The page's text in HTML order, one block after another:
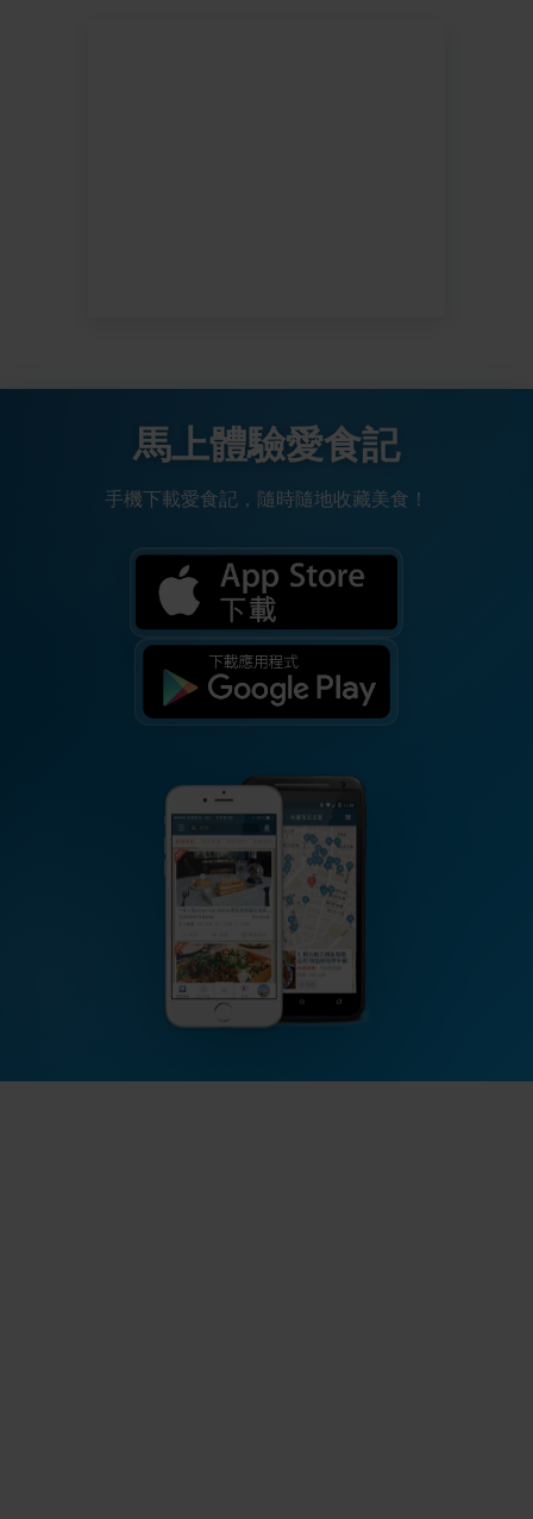
馬上體驗愛食記
手機下載愛食記，隨時隨地收藏美食！